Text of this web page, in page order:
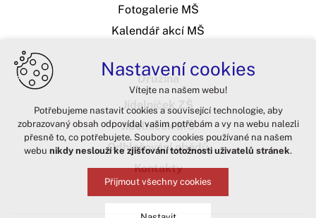
Fotogalerie MŠ
Kalendář akcí MŠ
Družina
Jídelníček ZŠ
Jídelníček MŠ
Odhlašování obědů
Kontakty
Nastavení cookies
Vítejte na našem webu!
Potřebujeme nastavit cookies a související technologie, aby
zobrazovaný obsah odpovídal vašim potřebám a vy na webu nalezli
přesně to, co potřebujete. Soubory cookies používané na našem
webu nikdy neslouží ke zjišťování totožnosti uživatelů stránek.
Přijmout všechny cookies